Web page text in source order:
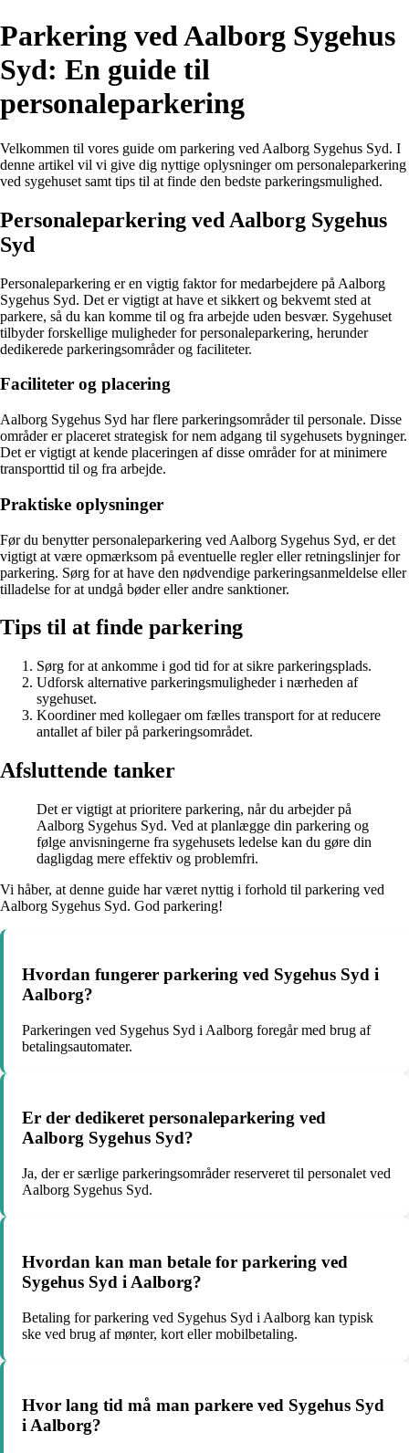
Parkering ved Aalborg Sygehus
Syd: En guide til
personaleparkering
Velkommen til vores guide om parkering ved Aalborg Sygehus Syd. I
denne artikel vil vi give dig nyttige oplysninger om personaleparkering
ved sygehuset samt tips til at finde den bedste parkeringsmulighed.
Personaleparkering ved Aalborg Sygehus
Syd
Personaleparkering er en vigtig faktor for medarbejdere på Aalborg
Sygehus Syd. Det er vigtigt at have et sikkert og bekvemt sted at
parkere, så du kan komme til og fra arbejde uden besvær. Sygehuset
tilbyder forskellige muligheder for personaleparkering, herunder
dedikerede parkeringsområder og faciliteter.
Faciliteter og placering
Aalborg Sygehus Syd har flere parkeringsområder til personale. Disse
områder er placeret strategisk for nem adgang til sygehusets bygninger.
Det er vigtigt at kende placeringen af disse områder for at minimere
transporttid til og fra arbejde.
Praktiske oplysninger
Før du benytter personaleparkering ved Aalborg Sygehus Syd, er det
vigtigt at være opmærksom på eventuelle regler eller retningslinjer for
parkering. Sørg for at have den nødvendige parkeringsanmeldelse eller
tilladelse for at undgå bøder eller andre sanktioner.
Tips til at finde parkering
Sørg for at ankomme i god tid for at sikre parkeringsplads.
Udforsk alternative parkeringsmuligheder i nærheden af
sygehuset.
Koordiner med kollegaer om fælles transport for at reducere
antallet af biler på parkeringsområdet.
Afsluttende tanker
Det er vigtigt at prioritere parkering, når du arbejder på
Aalborg Sygehus Syd. Ved at planlægge din parkering og
følge anvisningerne fra sygehusets ledelse kan du gøre din
dagligdag mere effektiv og problemfri.
Vi håber, at denne guide har været nyttig i forhold til parkering ved
Aalborg Sygehus Syd. God parkering!
Hvordan fungerer parkering ved Sygehus Syd i
Aalborg?
Parkeringen ved Sygehus Syd i Aalborg foregår med brug af
betalingsautomater.
Er der dedikeret personaleparkering ved
Aalborg Sygehus Syd?
Ja, der er særlige parkeringsområder reserveret til personalet ved
Aalborg Sygehus Syd.
Hvordan kan man betale for parkering ved
Sygehus Syd i Aalborg?
Betaling for parkering ved Sygehus Syd i Aalborg kan typisk
ske ved brug af mønter, kort eller mobilbetaling.
Hvor lang tid må man parkere ved Sygehus Syd
i Aalborg?